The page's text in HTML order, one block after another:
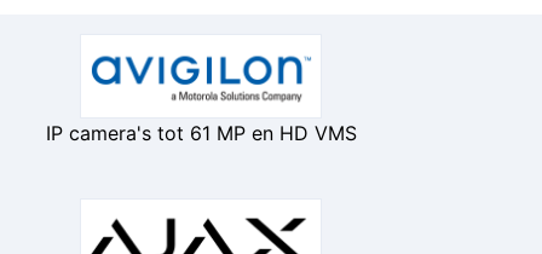
IP camera's tot 61 MP en HD VMS